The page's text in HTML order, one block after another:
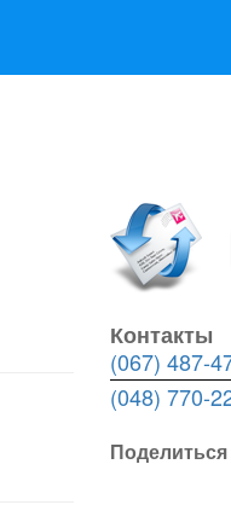
Контакты
(067) 487-
(048) 770-